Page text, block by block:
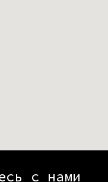
с нами